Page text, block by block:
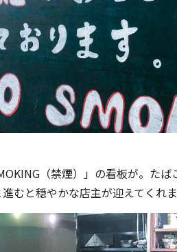
（禁煙）」の看板が。た
むと穏やかな店主が迎えてくれま